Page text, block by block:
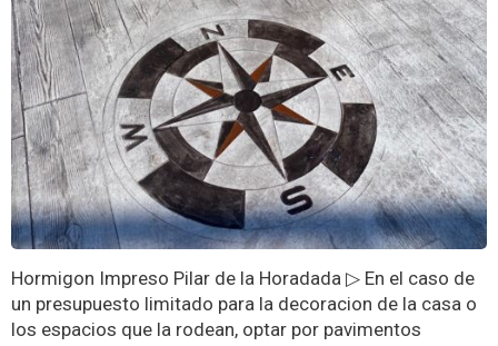
Hormigon Impreso Pilar de la Horadada ▷ En el caso de
un presupuesto limitado para la decoracion de la casa o
los espacios que la rodean, optar por pavimentos